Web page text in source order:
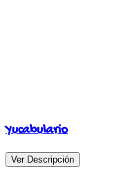
Yucabulario
Ver Descripción